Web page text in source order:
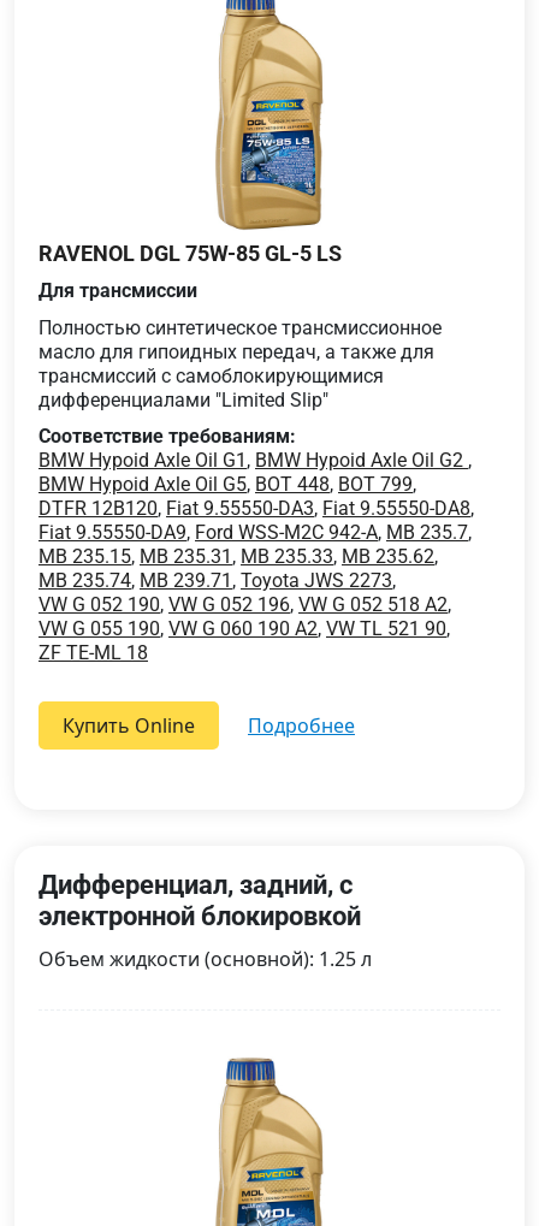
RAVENOL DGL 75W-85 GL-5 LS
Для трансмиссии
Полностью синтетическое трансмиссионное
масло для гипоидных передач, а также для
трансмиссий с самоблокирующимися
дифференциалами "Limited Slip"
Соответствие требованиям:
BMW Hypoid Axle Oil G1 , BMW Hypoid Axle Oil G2 ,
BMW Hypoid Axle Oil G5, BOT 448, BOT 799,
DTFR 12B120, Fiat 9.55550-DA3, Fiat 9.55550-DA8,
Fiat 9.55550-DA9, Ford WSS-M2C 942-A, MB 235.7,
MB 235.15, MB 235.31 , MB 235.33, MB 235.62,
MB 235.74, MB 239.71 , Toyota JWS 2273,
VW G 052 190, VW G 052 196, VW G 052 518 A2,
VW G 055 190, VW G 060 190 A2, VW TL 521 90,
ZF TE-ML 18
Купить Online подробнее
Дифференциал, задний, с
электронной блокировкой
Объем жидкости (основной): 1.25 л